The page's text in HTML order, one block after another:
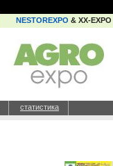
NESTOREXPO & XX-EXPO
статистика